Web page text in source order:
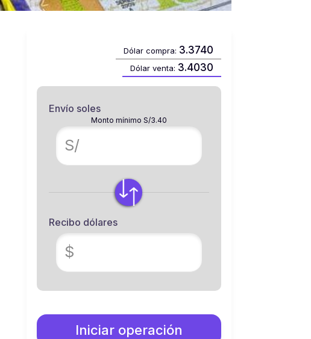
Dólar compra: 3.3740
Dólar venta: 3.4030
Envío soles
Monto mínimo S/3.40
S/
Recibo dólares
$
Iniciar operación